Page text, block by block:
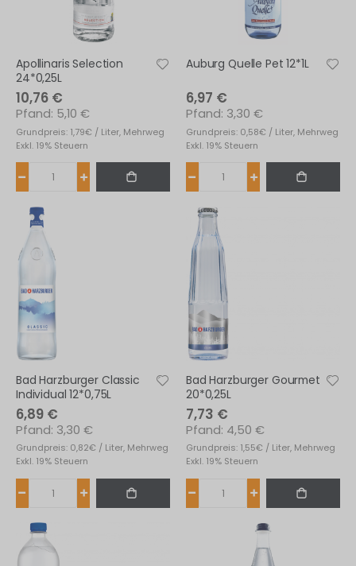
Apollinaris Selection
24*0,25L
10,76 €
Grundpreis: 1,79€ / Liter, Mehrweg
5,10 €
Exkl. 19% Steuern
Auburg Quelle Pet 12*1L
6,97 €
Grundpreis: 0,58€ / Liter, Mehrweg
3,30 €
Exkl. 19% Steuern
Bad Harzburger Classic
Individual 12*0,75L
6,89 €
Grundpreis: 0,82€ / Liter, Mehrweg
3,30 €
Exkl. 19% Steuern
Bad Harzburger Gourmet
20*0,25L
7,73 €
Grundpreis: 1,55€ / Liter, Mehrweg
4,50 €
Exkl. 19% Steuern